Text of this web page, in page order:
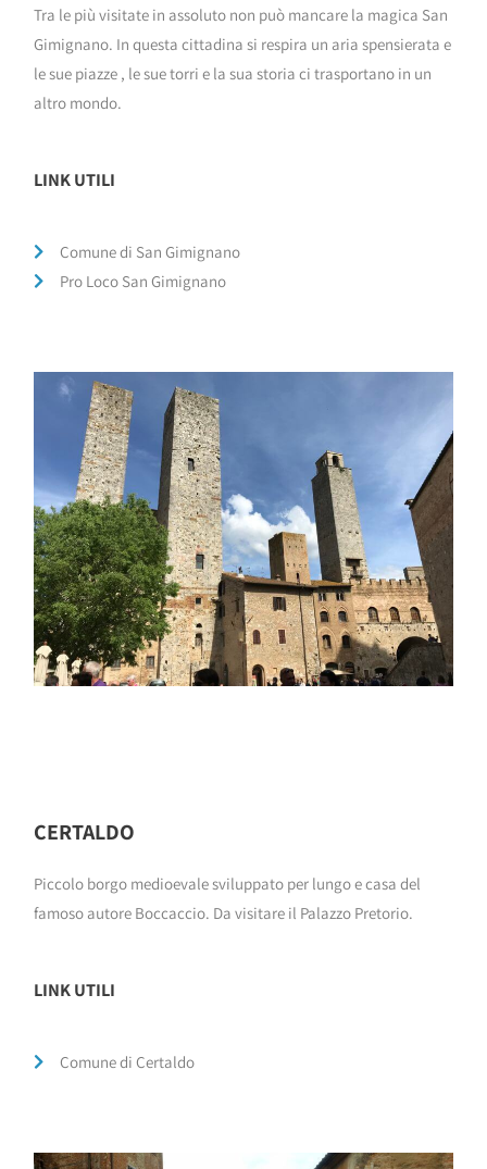
Tra le più visitate in assoluto non può mancare la magica San
Gimignano. In questa cittadina si respira un aria spensierata e
le sue piazze , le sue torri e la sua storia ci trasportano in un
altro mondo.
LINK UTILI
Comune di San Gimignano
Pro Loco San Gimignano
CERTALDO
Piccolo borgo medioevale sviluppato per lungo e casa del
famoso autore Boccaccio. Da visitare il Palazzo Pretorio.
LINK UTILI
Comune di Certaldo